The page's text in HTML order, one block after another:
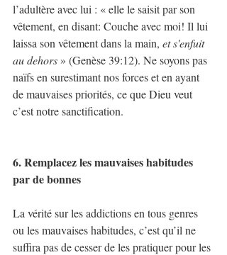
l’adultère avec lui : « elle le saisit par son
vêtement, en disant: Couche avec moi! Il lui
laissa son vêtement dans la main, et s'enfuit
au dehors » (Genèse 39:12). Ne soyons pas
naïfs en surestimant nos forces et en ayant
de mauvaises priorités, ce que Dieu veut
c’est notre sanctification.
6. Remplacez les mauvaises habitudes
par de bonnes
La vérité sur les addictions en tous genres
ou les mauvaises habitudes, c’est qu’il ne
suffira pas de cesser de les pratiquer pour les